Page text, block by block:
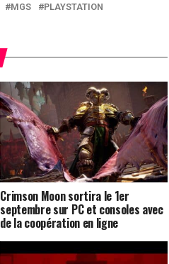
MGS
PLAYSTATION
Crimson Moon sortira le 1er
septembre sur PC et consoles avec
de la coopération en ligne